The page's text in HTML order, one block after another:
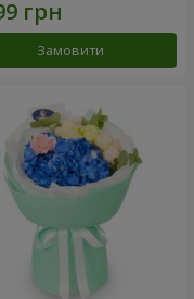
Замовити